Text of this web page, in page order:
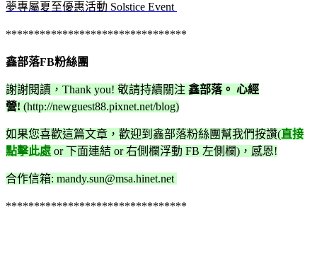
夢專屬夏至優惠活動 Solstice Event
********************************
鑫部落FB粉絲團
謝謝閱讀，Thank you! 敬請持續關注 鑫部落。 心經
營! (http://newguest88.pixnet.net/blog)
如果您喜歡這篇文章， 歡迎到鑫部落粉絲團幫我們按讚(直接
點擊此處 or 下面連結 or 右側欄浮動 FB 左側欄) ，感恩!
合作信箱: mandy.sun@msa.hinet.net
********************************